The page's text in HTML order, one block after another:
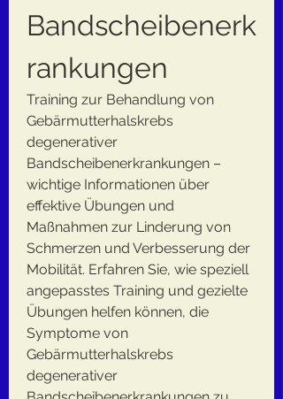
Bandscheibenerk
rankungen
Training zur Behandlung von
Gebärmutterhalskrebs
degenerativer
Bandscheibenerkrankungen –
wichtige Informationen über
effektive Übungen und
Maßnahmen zur Linderung von
Schmerzen und Verbesserung der
Mobilität. Erfahren Sie, wie speziell
angepasstes Training und gezielte
Übungen helfen können, die
Symptome von
Gebärmutterhalskrebs
degenerativer